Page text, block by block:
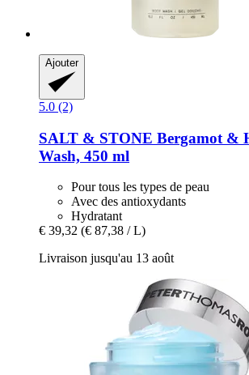
Ajouter
5.0 (2)
SALT & STONE Bergamot &
Wash, 450 ml
Pour tous les types de peau
Avec des antioxydants
Hydratant
€ 39,32 (€ 87,38 / L)
Livraison jusqu'au 13 août